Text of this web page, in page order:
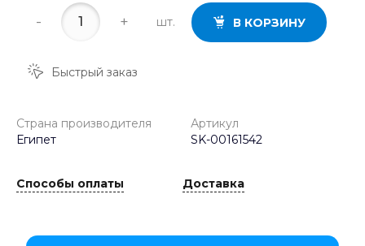
- + шт. В КОРЗИНУ
Быстрый заказ
Страна производителя
Египет
Артикул
SK-00161542
Способы оплаты Доставка